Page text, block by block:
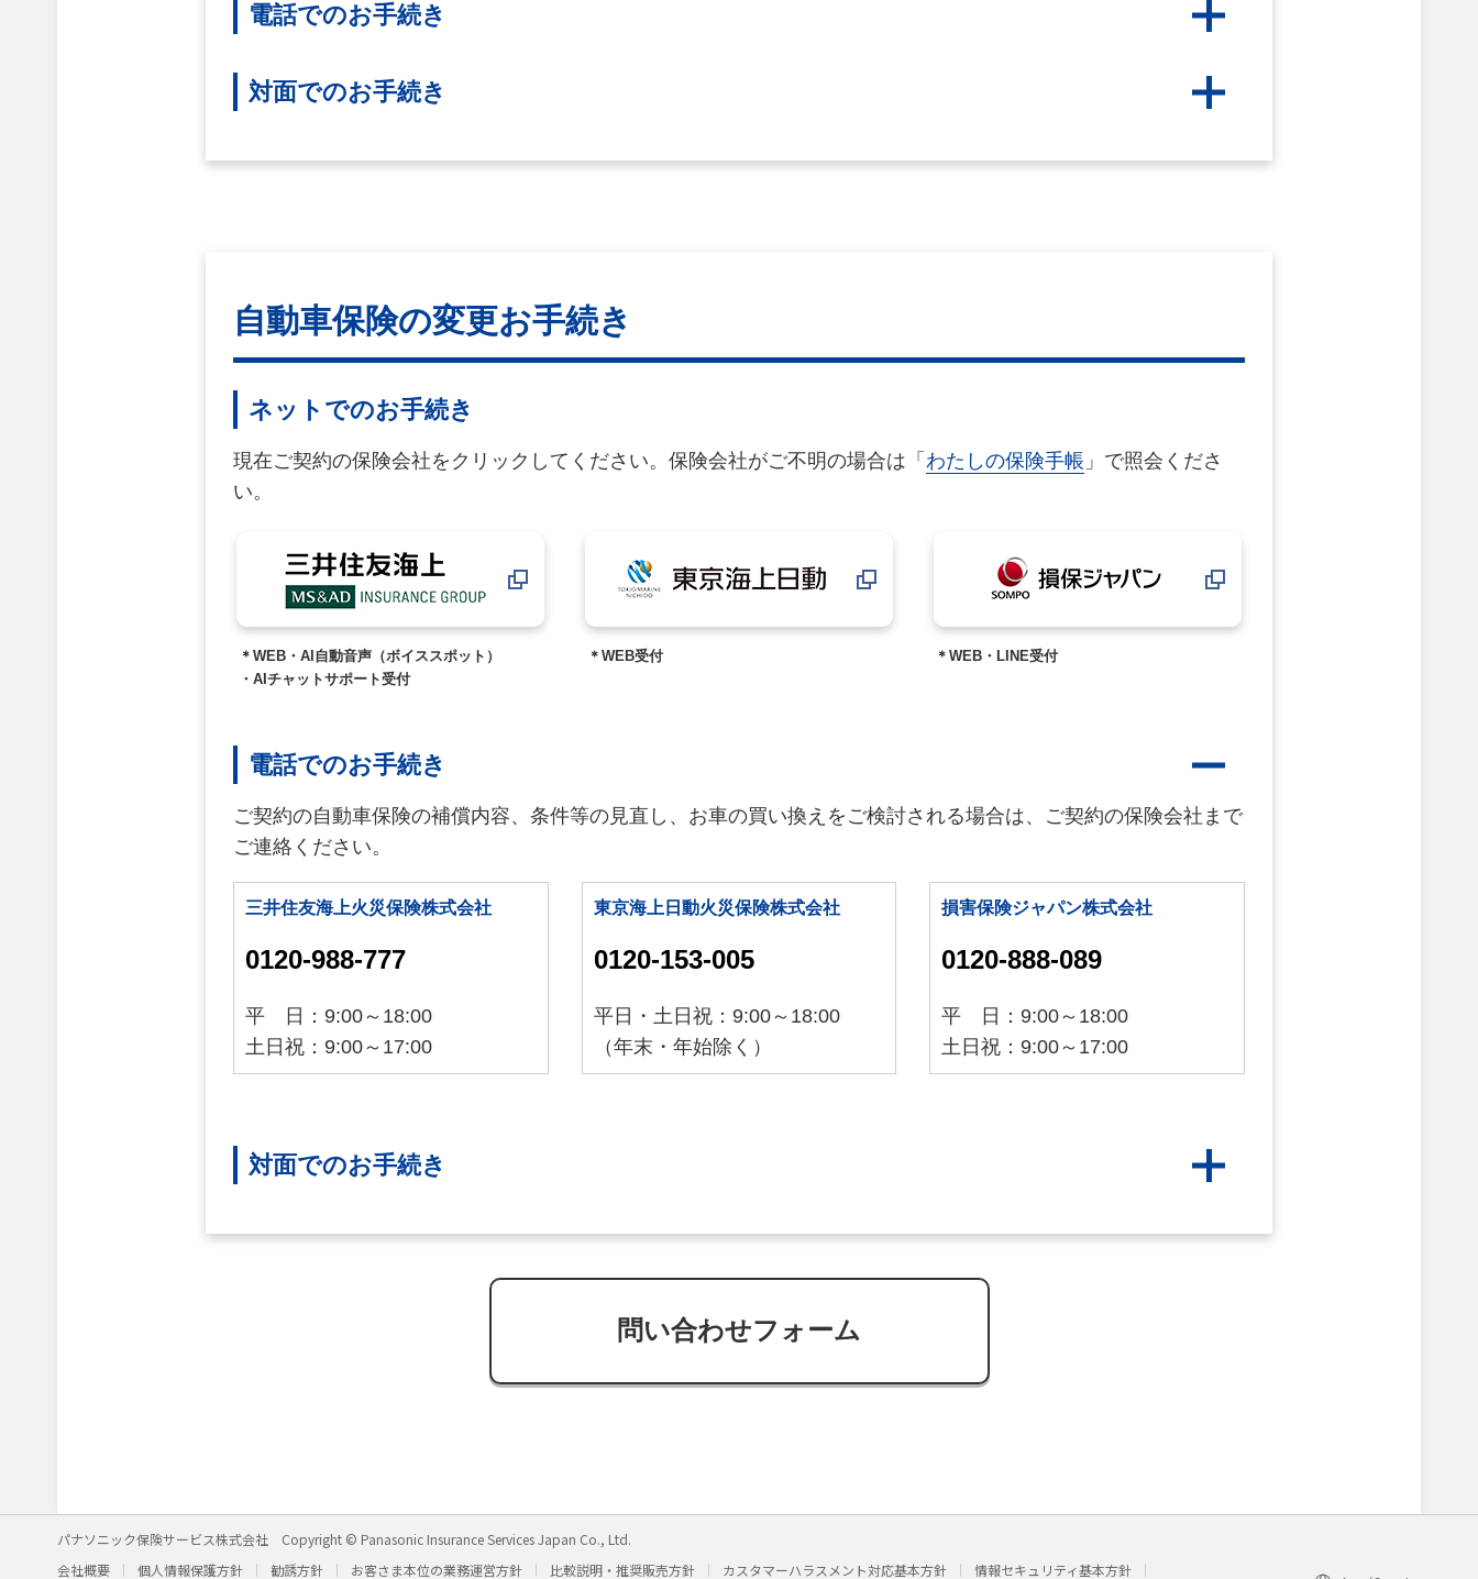
電話でのお手続き
対面でのお手続き
自動車保険の変更お手続き
ネットでのお手続き
現在ご契約の保険会社をクリックしてください。保険会社がご不明の場合は「 わたしの保険手帳 」で照会くださ
い。
＊WEB・AI自動音声（ボイススポット）
・AIチャットサポート受付
＊WEB受付 ＊WEB・LINE受付
電話でのお手続き
ご契約の自動車保険の補償内容、条件等の見直し、お車の買い換えをご検討される場合は、ご契約の保険会社まで
ご連絡ください。
三井住友海上火災保険株式会社
0120-988-777
平 日：9:00～18:00
土日祝：9:00～17:00
東京海上日動火災保険株式会社
0120-153-005
平日・土日祝：9:00～18:00
（年末・年始除く）
損害保険ジャパン株式会社
0120-888-089
平 日：9:00～18:00
土日祝：9:00～17:00
対面でのお手続き
問い合わせフォーム
パナソニック保険サービス株式会社
Copyright © Panasonic Insurance Services Japan Co., Ltd.
会社概要
個人情報保護方針 勧誘方針 お客さま本位の業務運営方針 比較説明・推奨販売方針 カスタマーハラスメント対応基本方針 情報セキュリティ基本方針